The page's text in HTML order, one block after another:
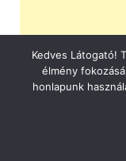
Kedves Látogató!
élmény
honlapunk